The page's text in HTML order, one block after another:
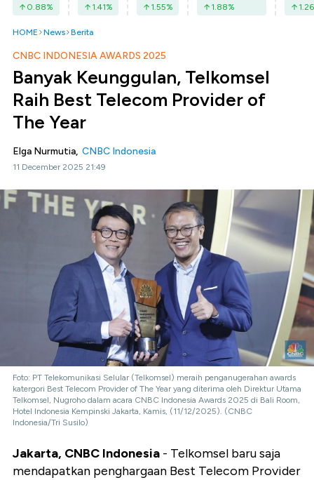
0.88% 1.41% 1.55% 1.88% 1.26
HOME News Berita
CNBC INDONESIA AWARDS 2025
Banyak Keunggulan, Telkomsel
Raih Best Telecom Provider of
The Year
Elga Nurmutia, CNBC Indonesia
11 December 2025 21:49
Foto: PT Telekomunikasi Selular (Telkomsel) meraih penganugerahan awards
katergori Best Telecom Provider of The Year yang diterima oleh Direktur Utama
Telkomsel, Nugroho dalam acara CNBC Indonesia Awards 2025 di Bali Room,
Hotel Indonesia Kempinski Jakarta, Kamis, (11/12/2025). (CNBC
Indonesia/Tri Susilo)
Jakarta, CNBC Indonesia - Telkomsel baru saja
mendapatkan penghargaan Best Telecom Provider